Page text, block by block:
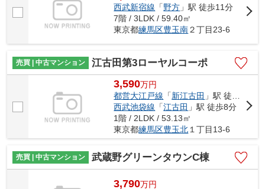
西武新宿線 「野方 」駅 徒歩11分
7階 / 3LDK / 59.40㎡
東京都練馬区豊玉南２丁目23-6
売買 | 中古マンション 江古田第3ローヤルコーポ
3,590万円
都営大江戸線 「新江古田 」駅 徒歩3分
西武池袋線 「江古田 」駅 徒歩8分
1階 / 2LDK / 53.13㎡
東京都練馬区豊玉北 １丁目13-6
売買 | 中古マンション 武蔵野グリーンタウンC棟
3,790万円